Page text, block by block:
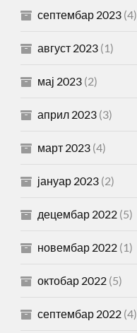
септембар 2023(4)
август 2023(1)
мај 2023(2)
април 2023(3)
март 2023(4)
јануар 2023(2)
децембар 2022(5)
новембар 2022(1)
октобар 2022(5)
септембар 2022(4)